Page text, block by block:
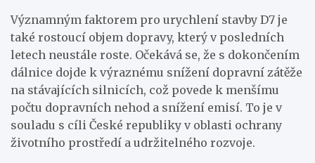
Významným faktorem pro urychlení stavby D7 je
také rostoucí objem dopravy, který v posledních
letech neustále roste. Očekává se, že s dokončením
dálnice dojde k výraznému snížení dopravní zátěže
na stávajících silnicích, což povede k menšímu
počtu dopravních nehod a snížení emisí. To je v
souladu s cíli České republiky v oblasti ochrany
životního prostředí a udržitelného rozvoje.